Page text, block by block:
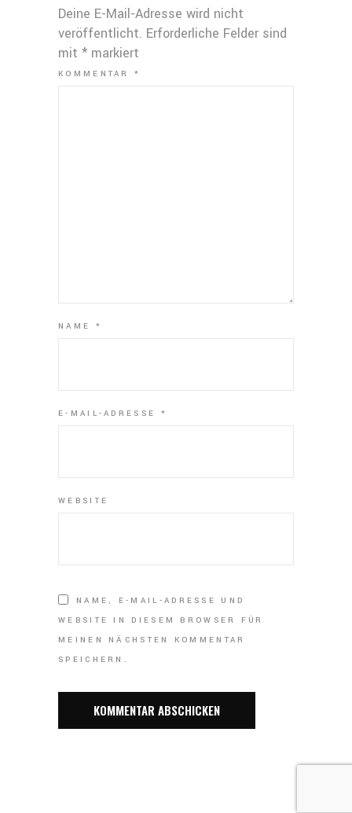
Deine E-Mail-Adresse wird nicht
veröffentlicht. Erforderliche Felder sind
mit * markiert
KOMMENTAR*
NAME *
E-MAIL-ADRESSE *
WEBSITE
NAME, E-MAIL-ADRESSE UND
WEBSITE IN DIESEM BROWSER FÜR
MEINEN NÄCHSTEN KOMMENTAR
SPEICHERN.